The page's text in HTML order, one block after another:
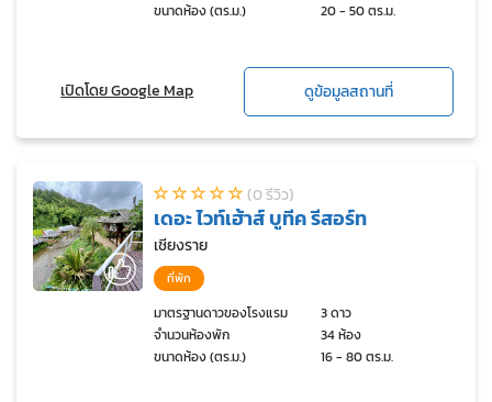
ขนาดห้อง (ตร.ม.)
20 - 50 ตร.ม.
เปิดโดย Google Map ดูข้อมูลสถานที่
(0 รีวิว)
เดอะ ไวท์เฮ้าส์ บูทีค รีสอร์ท
เชียงราย
ที่พัก
มาตรฐานดาวของโรงแรม
3 ดาว
จำนวนห้องพัก
34 ห้อง
ขนาดห้อง (ตร.ม.)
16 - 80 ตร.ม.